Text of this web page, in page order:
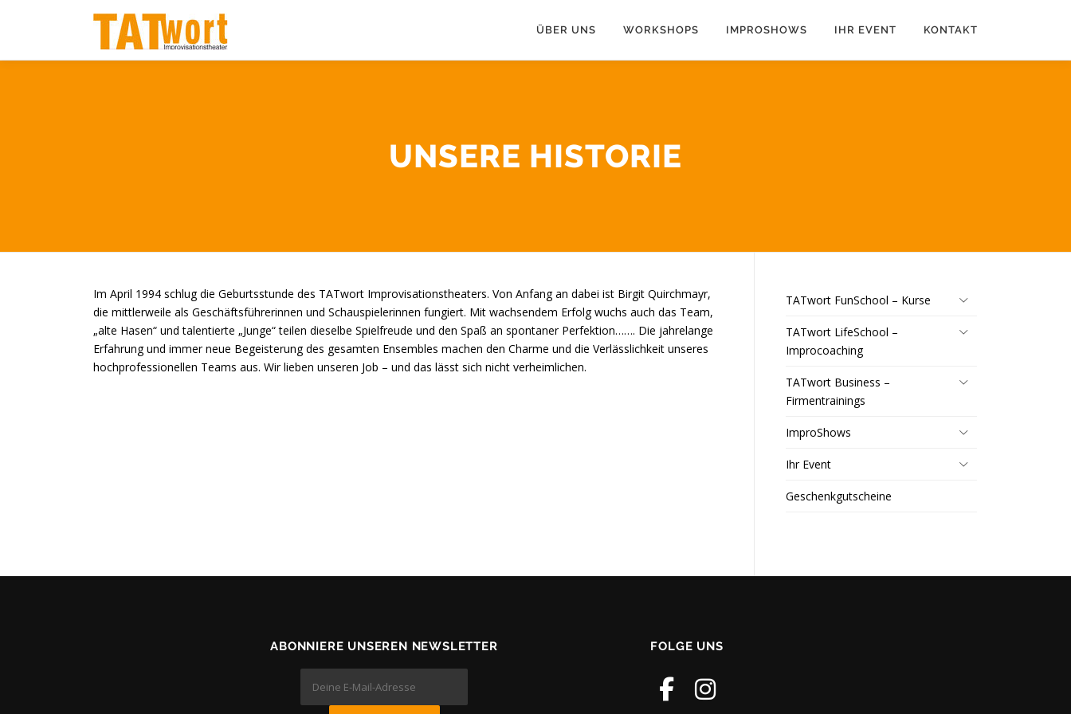
ÜBER UNS WORKSHOPS IMPROSHOWS IHR EVENT KONTAKT
UNSERE HISTORIE
Im April 1994 schlug die Geburtsstunde des TATwort Improvisationstheaters. Von Anfang an dabei ist Birgit Quirchmayr,
die mittlerweile als Geschäftsführerinnen und Schauspielerinnen fungiert. Mit wachsendem Erfolg wuchs auch das Team,
„alte Hasen“ und talentierte „Junge“ teilen dieselbe Spielfreude und den Spaß an spontaner Perfektion……. Die jahrelange
Erfahrung und immer neue Begeisterung des gesamten Ensembles machen den Charme und die Verlässlichkeit unseres
hochprofessionellen Teams aus. Wir lieben unseren Job – und das lässt sich nicht verheimlichen.
TATwort FunSchool – Kurse
TATwort LifeSchool –
Improcoaching
TATwort Business –
Firmentrainings
ImproShows
Ihr Event
Geschenkgutscheine
ABONNIERE UNSEREN NEWSLETTER FOLGE UNS